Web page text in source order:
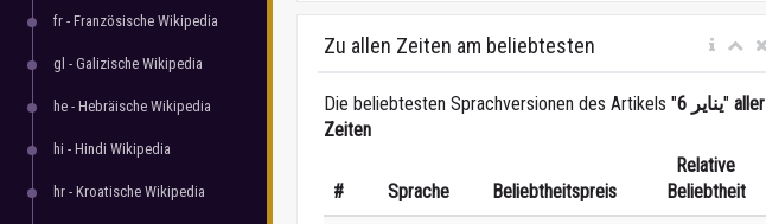
fr - Französische Wikipedia
gl - Galizische Wikipedia
he - Hebräische Wikipedia
hi - Hindi Wikipedia
hr - Kroatische Wikipedia
Zu allen Zeiten am beliebtesten
Die beliebtesten Sprachversionen des Artikels " 6 يناير" aller
Zeiten
# Sprache Beliebtheitspreis
Relative
Beliebtheit